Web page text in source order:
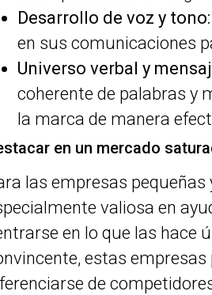
Desarrollo de voz y tono:
en sus comunicaciones
Universo verbal y
coherente de palabras y
la marca de manera
en un mercado
las empresas
valiosa en
en lo que las hace
estas
de